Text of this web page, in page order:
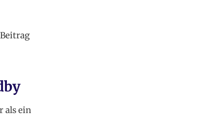
als ein